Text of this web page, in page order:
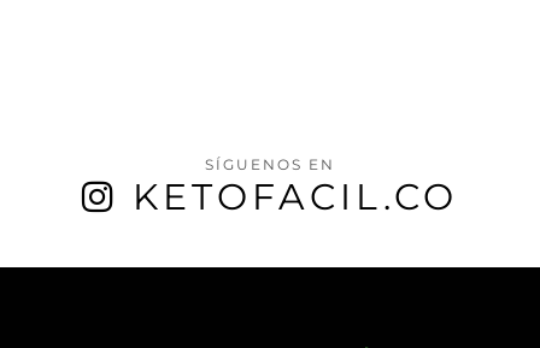
SÍGUENOS EN
KETOFACIL.CO